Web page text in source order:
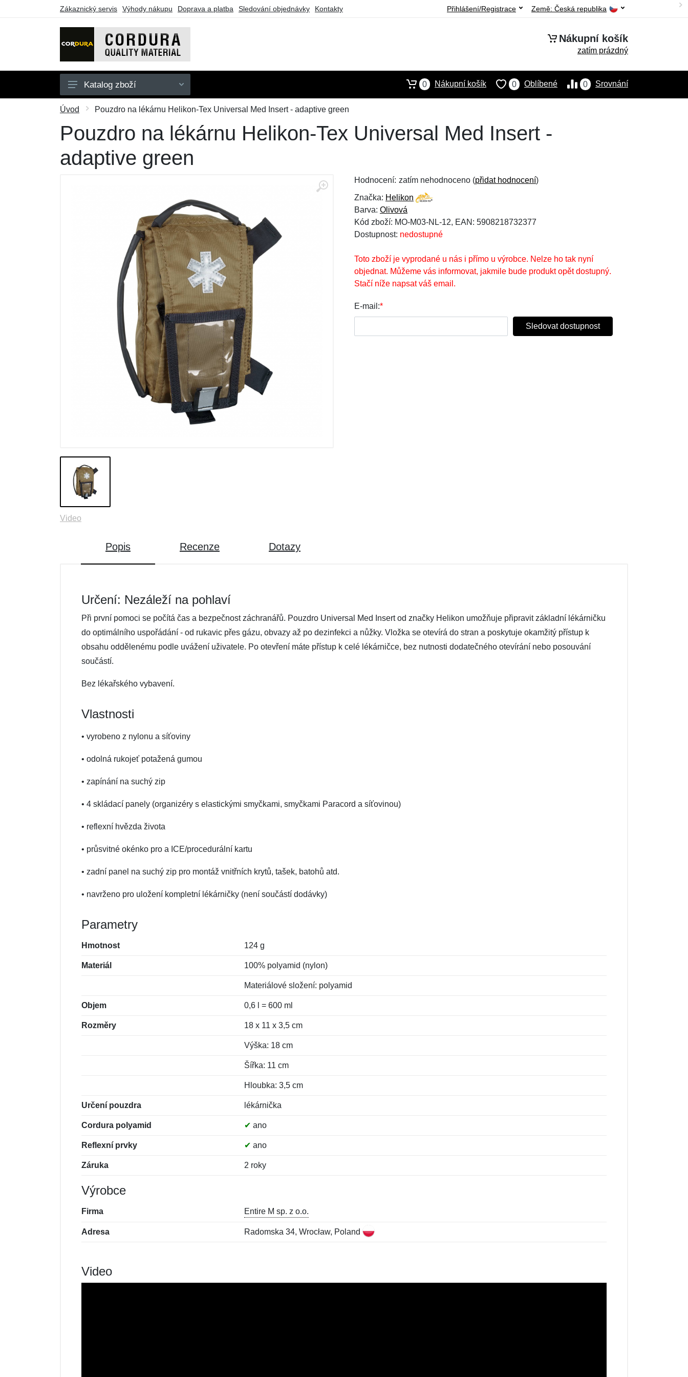
Zákaznický servis Výhody nákupu Doprava a platba Sledování objednávky Kontakty Země: Česká republika
Přihlášení/Registrace
Nákupní košík
zatím prázdný
Oblečení
Doplňky
Pouzdra a tašky
Katalog zboží 0 Srovnání
0 Oblíbené
0 Nákupní košík
Úvod Pouzdro na lékárnu Helikon-Tex Universal Med Insert - adaptive green
Pouzdro na lékárnu Helikon-Tex Universal Med Insert -
adaptive green
Video
Hodnocení: zatím nehodnoceno (přidat hodnocení)
Značka: Helikon
Barva: Olivová
Kód zboží: MO-M03-NL-12, EAN: 5908218732377
Dostupnost: nedostupné
Toto zboží je vyprodané u nás i přímo u výrobce. Nelze ho tak nyní
objednat. Můžeme vás informovat, jakmile bude produkt opět dostupný.
Stačí níže napsat váš email.
E-mail:*
Sledovat dostupnost
Popis Recenze Dotazy
Určení: Nezáleží na pohlaví
Při první pomoci se počítá čas a bezpečnost záchranářů. Pouzdro Universal Med Insert od značky Helikon umožňuje připravit základní lékárničku
do ​​optimálního uspořádání - od rukavic přes gázu, obvazy až po dezinfekci a nůžky. Vložka se otevírá do stran a poskytuje okamžitý přístup k
obsahu oddělenému podle uvážení uživatele. Po otevření máte přístup k celé lékárničce, bez nutnosti dodatečného otevírání nebo posouvání
součástí.
Bez lékařského vybavení.
Vlastnosti
• vyrobeno z nylonu a síťoviny
• odolná rukojeť potažená gumou
• zapínání na suchý zip
• 4 skládací panely (organizéry s elastickými smyčkami, smyčkami Paracord a síťovinou)
• reflexní hvězda života
• průsvitné okénko pro a ICE/procedurální kartu
• zadní panel na suchý zip pro montáž vnitřních krytů, tašek, batohů atd.
• navrženo pro uložení kompletní lékárničky (není součástí dodávky)
Parametry
Hmotnost 124 g
Materiál 100% polyamid (nylon)
Materiálové složení: polyamid
Objem 0,6 l = 600 ml
Rozměry 18 x 11 x 3,5 cm
Výška: 18 cm
Šířka: 11 cm
Hloubka: 3,5 cm
Určení pouzdra lékárnička
Cordura polyamid ✔ ano
Reflexní prvky ✔ ano
Záruka 2 roky
Výrobce
Firma Entire M sp. z o.o.
Adresa Radomska 34, Wrocław, Poland
Video